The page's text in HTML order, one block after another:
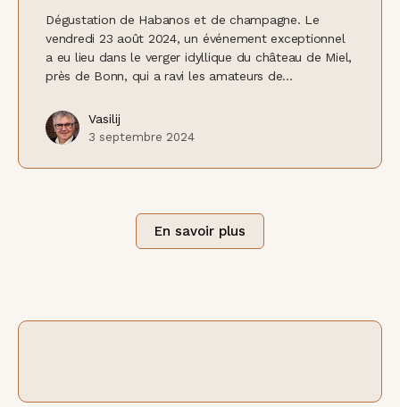
Dégustation de Habanos et de champagne. Le
vendredi 23 août 2024, un événement exceptionnel
a eu lieu dans le verger idyllique du château de Miel,
près de Bonn, qui a ravi les amateurs de...
Vasilij
3 septembre 2024
En savoir plus